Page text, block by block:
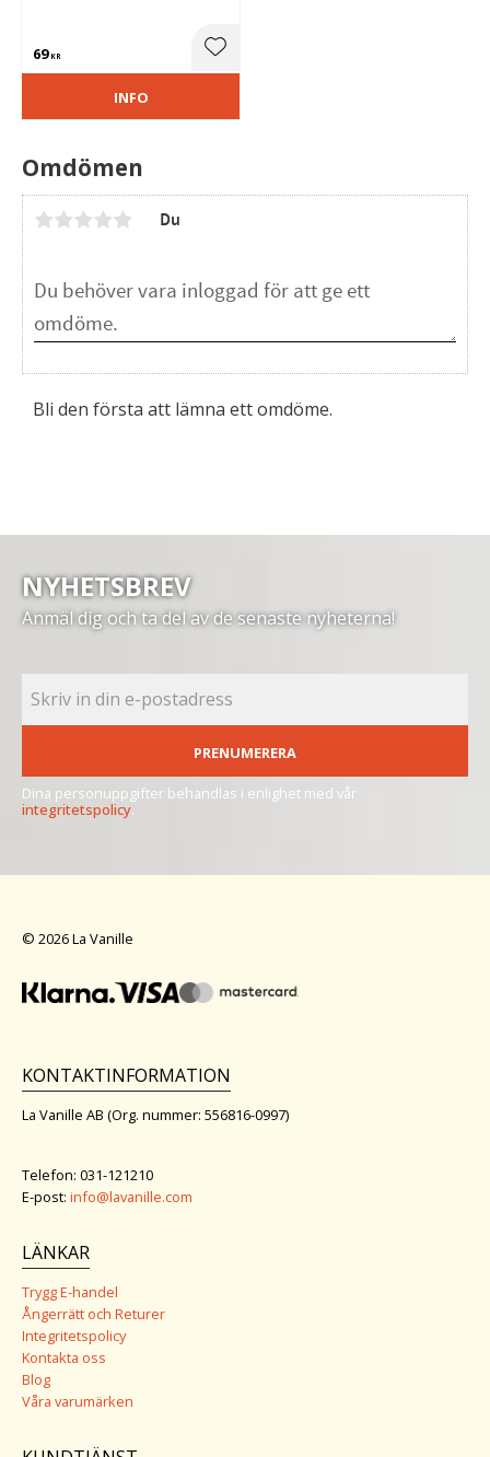
Omdömen
Du
Bli den första att lämna ett omdöme.
69KR Lägg till i favoriter
INFO
NYHETSBREV
Anmäl dig och ta del av de senaste nyheterna!
PRENUMERERA
Dina personuppgifter behandlas i enlighet med vår
integritetspolicy.
© 2026 La Vanille
KONTAKTINFORMATION
La Vanille AB (Org. nummer: 556816-0997)
Telefon: 031-121210
E-post: info@lavanille.com
LÄNKAR
Trygg E-handel
Ångerrätt och Returer
Integritetspolicy
Kontakta oss
Blog
Våra varumärken